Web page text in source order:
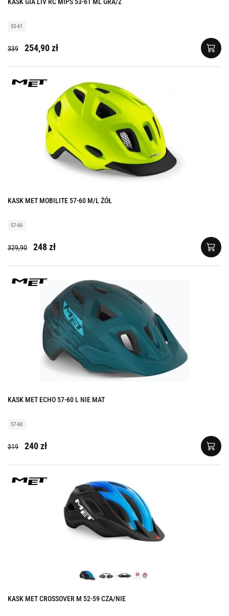
53-61
339 254,90 zł
KASK MET MOBILITE 57-60 M/L ŻÓŁ
57-60
329,90 248 zł
KASK MET ECHO 57-60 L NIE MAT
57-60
319 240 zł
KASK MET CROSSOVER M 52-59 CZA/NIE